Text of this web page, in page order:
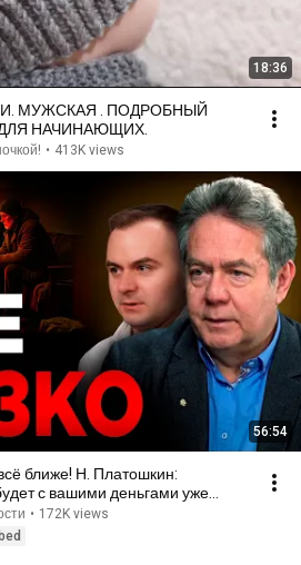
18:36
НАЧИНАЮЩИХ.
• 413K views
56:54
ближе! Н. Платошкин:
с вашими деньгами уже
• 172K views